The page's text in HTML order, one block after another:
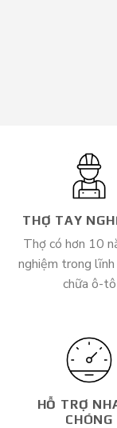
THỢ TAY
Thợ có hơn 10
nghiệm trong lĩnh
chữa ô-tô
HỖ TRỢ
CHÓNG